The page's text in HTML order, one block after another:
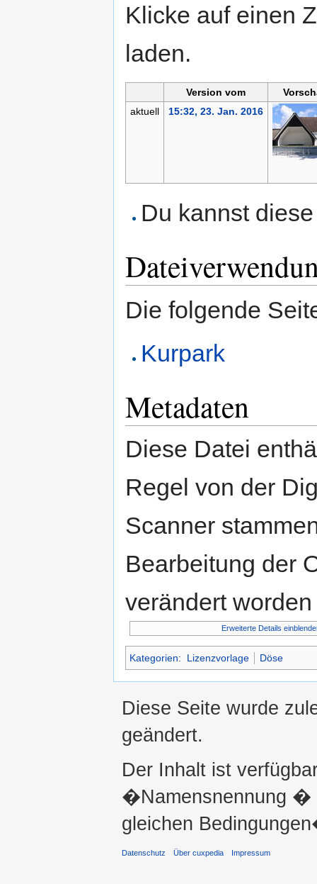
Klicke auf einen
laden.
Version vom
aktuell
15:32, 23. Jan. 2016
Du kannst
Die folgende
Kurpark
Metadaten
Diese Datei
Regel von der
Scanner
Bearbeitung der
verändert
Erweiterte Details
Kategorien: Lizenzvorlage Döse
Diese Seite wurde
geändert.
Der Inhalt ist
�Namensnennung �
gleichen
Datenschutz Über cuxpedia Impressum